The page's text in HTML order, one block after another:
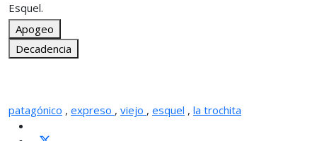
Esquel.
Apogeo
Decadencia
patagónico , expreso , viejo , esquel , la trochita